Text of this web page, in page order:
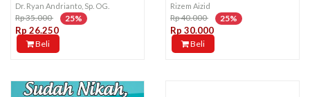
Dr. Ryan Andrianto, Sp. OG.
Rp 35.000 25%
Rp 26.250
Beli
Rizem Aizid
Rp 40.000 25%
Rp 30.000
Beli